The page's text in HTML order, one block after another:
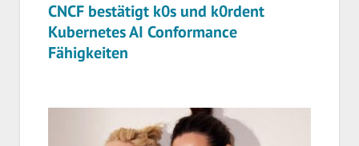
CNCF bestätigt k0s und k0rdent
Kubernetes AI Conformance
Fähigkeiten